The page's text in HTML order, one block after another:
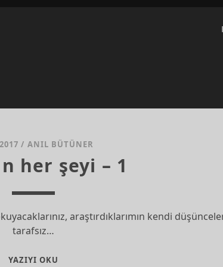
/ ANIL BÜTÜNER
her şeyi – 1
araştırdıklarımın kendi
tarafsız…
YAZIYI OKU